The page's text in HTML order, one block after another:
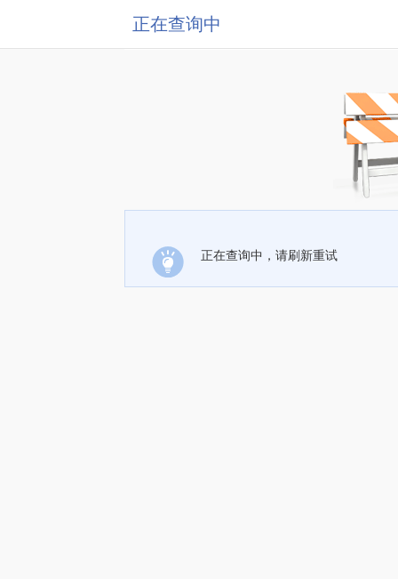
正在查询中
正在查询中，请刷新重试